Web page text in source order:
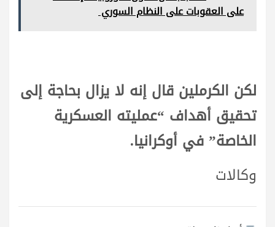
على العقوبات على النظام السوري
لكن الكرملين قال إنه لا يزال بحاجة إلى
تحقيق أهداف “عمليته العسكرية
الخاصة” في أوكرانيا.
وكالات